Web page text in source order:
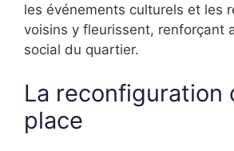
les événements culturels et les
voisins y fleurissent, renforçant
social du quartier.
La reconfiguration
place